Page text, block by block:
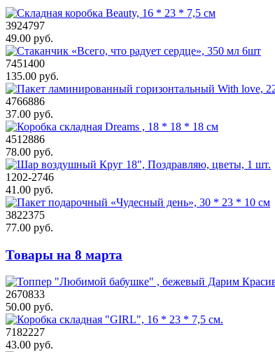
3924797
49.00 руб.
7451400
135.00 руб.
4766886
37.00 руб.
4512886
78.00 руб.
1202-2746
41.00 руб.
3822375
77.00 руб.
Товары на 8 марта
2670833
50.00 руб.
7182227
43.00 руб.